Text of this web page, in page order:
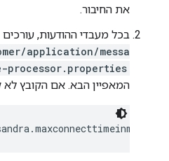
את החיבור.
בכל מעבדי ההודעות, עורכים
application/messa
processor.properties
המאפיין הבא. אם הקובץ לא